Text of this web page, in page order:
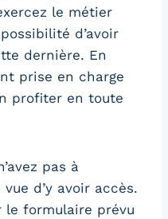
le métier
d’avoir
dernière. En
prise en charge
profiter en toute
pas à
d’y avoir accès.
le formulaire prévu